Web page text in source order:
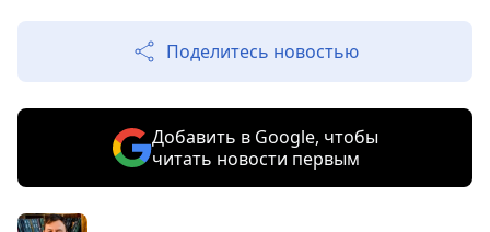
Поделитесь новостью
Добавить в Google, чтобы
читать новости первым